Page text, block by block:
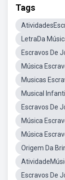
Tags
LetraDa
Escravos De
Música
Musicas
Musical
Escravos De
Música
Música
Origem Da
Escravos De